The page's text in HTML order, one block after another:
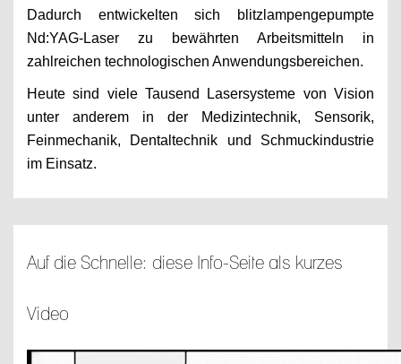
Dadurch entwickelten sich blitzlampengepumpte
Nd:YAG-Laser zu bewährten Arbeitsmitteln in
zahlreichen technologischen Anwendungsbereichen.
Heute sind viele Tausend Lasersysteme von Vision
unter anderem in der Medizintechnik, Sensorik,
Feinmechanik, Dentaltechnik und Schmuckindustrie
im Einsatz.
Auf die Schnelle: diese Info-Seite als kurzes
Video